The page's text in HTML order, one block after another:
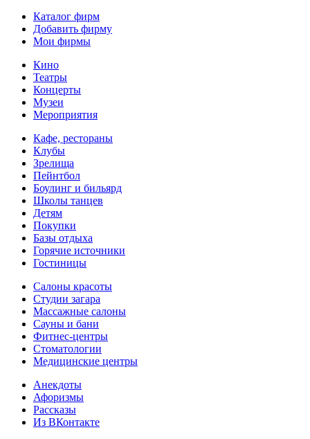
Каталог фирм
Добавить фирму
Мои фирмы
Кино
Театры
Концерты
Музеи
Мероприятия
Кафе, рестораны
Клубы
Зрелища
Пейнтбол
Боулинг и бильярд
Школы танцев
Детям
Покупки
Базы отдыха
Горячие источники
Гостиницы
Салоны красоты
Студии загара
Массажные салоны
Сауны и бани
Фитнес-центры
Стоматологии
Медицинские центры
Анекдоты
Афоризмы
Рассказы
Из ВКонтакте